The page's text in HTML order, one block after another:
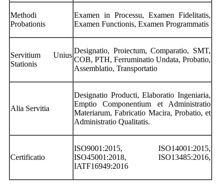
Methodi
Probationis
Examen in Processu, Examen Fidelitatis,
Examen Functionis, Examen Programmatis
Servitium Unius
Stationis
Designatio, Proiectum, Comparatio, SMT,
COB, PTH, Ferruminatio Undata, Probatio,
Assemblatio, Transportatio
Alia Servitia
Designatio Producti, Elaboratio Ingeniaria,
Emptio Componentium et Administratio
Materiarum, Fabricatio Macira, Probatio, et
Administratio Qualitatis.
Certificatio
ISO9001:2015, ISO14001:2015,
ISO45001:2018, ISO13485:2016,
IATF16949:2016